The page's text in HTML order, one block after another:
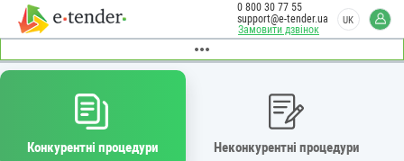
Замовити дзвінок
0 800 30 77 55
support@e-tender.ua
UK
Конкурентні процедури Неконкурентні процедури